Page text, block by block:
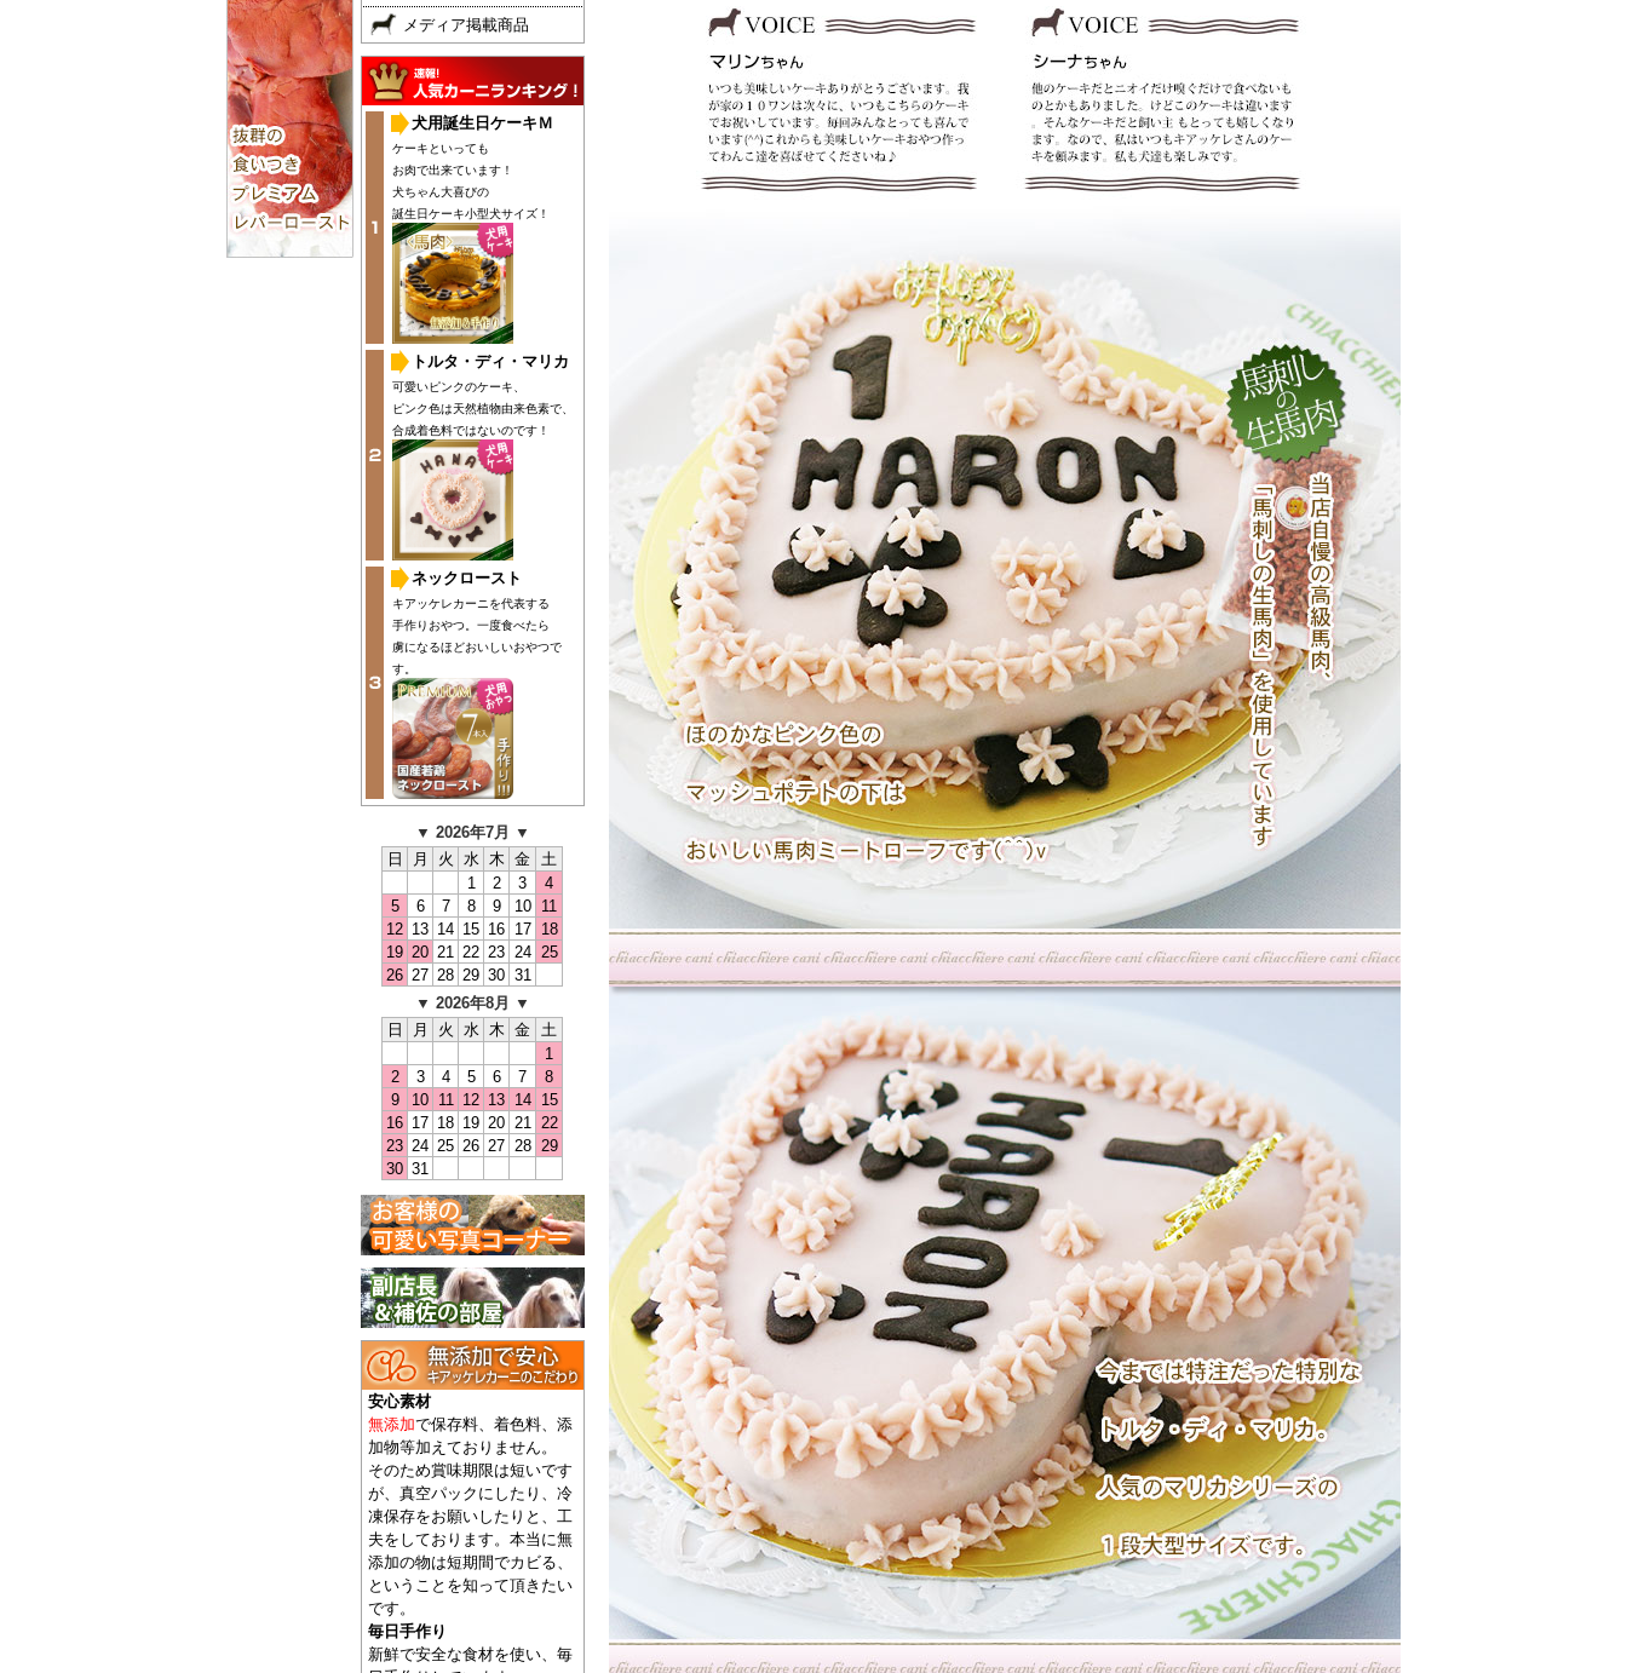
メディア掲載商品
犬用誕生日ケーキＭ
ケーキといっても
お肉で出来ています！
犬ちゃん大喜びの
誕生日ケーキ小型犬サイズ！
トルタ・ディ・マリカ
可愛いピンクのケーキ、
ピンク色は天然植物由来色素で、
合成着色料ではないのです！
ネックロースト
キアッケレカーニを代表する
手作りおやつ。一度食べたら
虜になるほどおいしいおやつで
す。
▼ 2026年7月 ▼
日
月 火 水 木 金 土
1
2 3
4
5
6 7 8 9 10
11
12 13 14 15 16 17
18
19 20 21 22 23 24 25
26 27 28 29 30 31
▼ 2026年8月 ▼
日
月 火 水 木 金 土
1
2
3 4 5 6 7
8
9
10 11 12 13 14
15
16 17 18 19 20 21 22
23 24 25 26 27 28 29
30 31
安心素材
無添加で保存料、着色料、添
加物等加えておりません。
そのため賞味期限は短いです
が、真空パックにしたり、冷
凍保存をお願いしたりと、工
夫をしております。本当に無
添加の物は短期間でカビる、
ということを知って頂きたい
です。
毎日手作り
新鮮で安全な食材を使い、毎